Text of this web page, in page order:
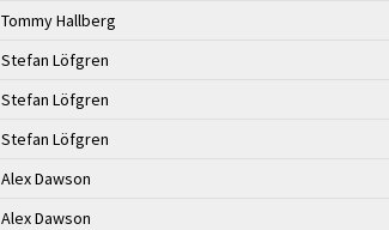
Tommy Hallberg
Stefan Löfgren
Stefan Löfgren
Stefan Löfgren
Alex Dawson
Alex Dawson